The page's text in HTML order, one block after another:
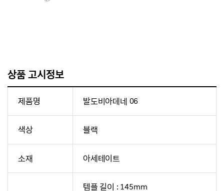
상품 고시정보
제품명 발도비아데네 06
색상 블랙
소재 아세테이트
템플 길이 : 145mm